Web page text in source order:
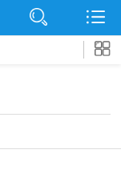
站首页
司动态